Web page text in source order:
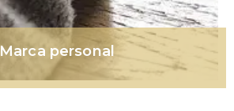
Marca personal